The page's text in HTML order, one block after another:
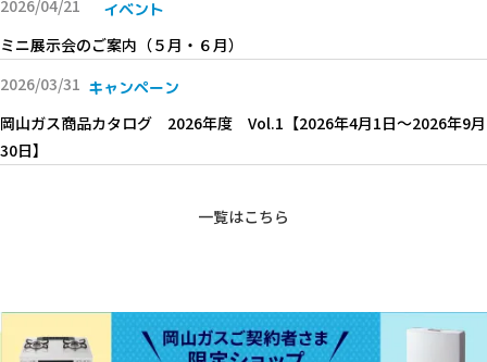
2026/04/21 イベント
ミニ展示会のご案内（５月・６月）
2026/03/31 キャンペーン
岡山ガス商品カタログ 2026年度 Vol.1【2026年4月1日〜2026年9月
30日】
一覧はこちら